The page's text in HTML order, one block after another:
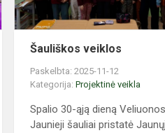
Šauliškos veiklos
Paskelbta: 2025-11-12
Kategorija:Projektinė veikla
Spalio 30-ąją dieną Veliuonos
Jaunieji šauliai pristatė